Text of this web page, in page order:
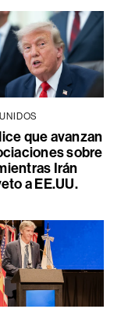
que avanzan
sobre
Irán
a EE.UU.